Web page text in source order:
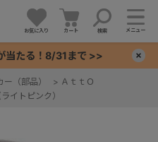
お気に入り カート 検索 メニュー
当たる！8/31まで >>
（部品） > ＡｔｔＯ
イトピンク）